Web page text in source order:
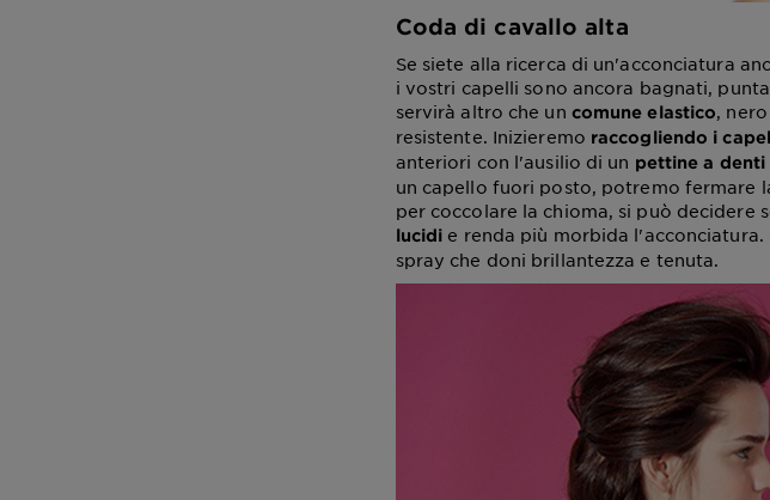
Coda di cavallo alta
Se siete alla ricerca di un'acconciatura
i vostri capelli sono ancora bagnati,
servirà altro che un comune elastico,
resistente. Inizieremo raccogliendo i
anteriori con l'ausilio di un pettine a
un capello fuori posto, potremo fermare
per coccolare la chioma, si può decidere
lucidi e renda più morbida
spray che doni brillantezza e tenuta.